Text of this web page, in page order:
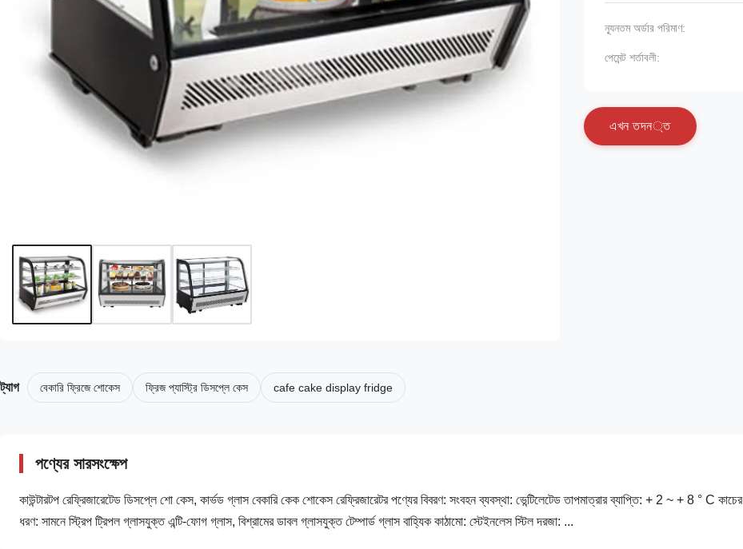
ন্যূনতম অর্ডার পরিমাণ:
পেমেন্ট শর্তাবলী:
এখন তদন্ত
ট্যাগ বেকারি ফ্রিজে শোকেস ফ্রিজ প্যাস্ট্রি ডিসপ্লে কেস cafe cake display fridge
পণ্যের সারসংক্ষেপ
কাউন্টারটপ রেফ্রিজারেটেড ডিসপ্লে শো কেস, কার্ভড গ্লাস বেকারি কেক শোকেস রেফ্রিজারেটর পণ্যের বিবরণ: সংবহন ব্যবস্থা: ভেন্টিলেটেড তাপমাত্রার ব্যাপ্তি: + 2 ~ + 8 ° C কাচের
ধরণ: সামনে স্ট্রিপ ট্রিপল গ্লাসযুক্ত এন্টি-ফোগ গ্লাস, বিশ্রামের ডাবল গ্লাসযুক্ত টেম্পার্ড গ্লাস বাহ্যিক কাঠামো: স্টেইনলেস স্টিল দরজা: ...